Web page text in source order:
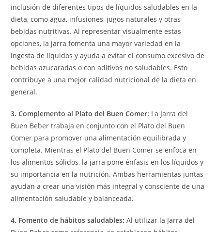
inclusión de diferentes tipos de líquidos saludables en la
dieta, como agua, infusiones, jugos naturales y otras
bebidas nutritivas. Al representar visualmente estas
opciones, la jarra fomenta una mayor variedad en la
ingesta de líquidos y ayuda a evitar el consumo excesivo de
bebidas azucaradas o con aditivos no saludables. Esto
contribuye a una mejor calidad nutricional de la dieta en
general.
3. Complemento al Plato del Buen Comer: La Jarra del
Buen Beber trabaja en conjunto con el Plato del Buen
Comer para promover una alimentación equilibrada y
completa. Mientras el Plato del Buen Comer se enfoca en
los alimentos sólidos, la jarra pone énfasis en los líquidos y
su importancia en la nutrición. Ambas herramientas juntas
ayudan a crear una visión más integral y consciente de una
alimentación saludable y balanceada.
4. Fomento de hábitos saludables: Al utilizar la Jarra del